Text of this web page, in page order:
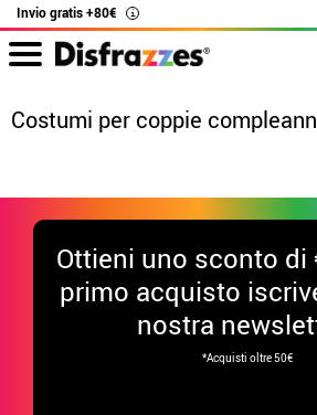
Invio gratis +80€ i
Costumi per coppie
Ottieni uno sconto di
primo acquisto
nostra
*Acquisti oltre 50€